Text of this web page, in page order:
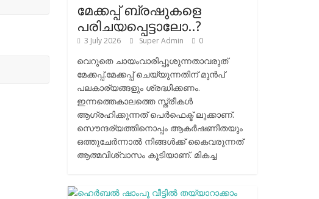
മേക്കപ്പ് ബ്രഷുകളെ
പരിചയപ്പെട്ടാലോ..?
3 July 2026 Super Admin 0
വെറുതെ ചായംവാരിപ്പൂശുന്നതാവരുത്
മേക്കപ്പ്.മേക്കപ്പ് ചെയ്യുന്നതിന് മുന്‍പ്
പലകാര്യങ്ങളും ശ്രദ്ധിക്കണം.
ഇന്നത്തെകാലത്തെ സ്ത്രീകള്‍
ആഗ്രഹിക്കുന്നത് പെര്‍ഫെക്ട് ലുക്കാണ്.
സൌന്ദര്യത്തിനൊപ്പം ആകര്‍ഷണീതയും
ഒത്തുചേര്‍ന്നാല്‍ നിങ്ങള്‍ക്ക് കൈവരുന്നത്
ആത്മവിശ്വാസം കൂടിയാണ്. മികച്ച